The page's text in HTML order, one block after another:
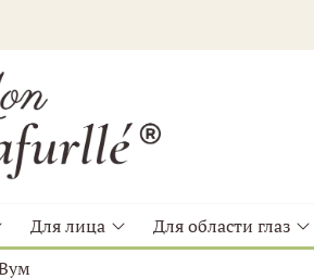
Для лица Для области глаз